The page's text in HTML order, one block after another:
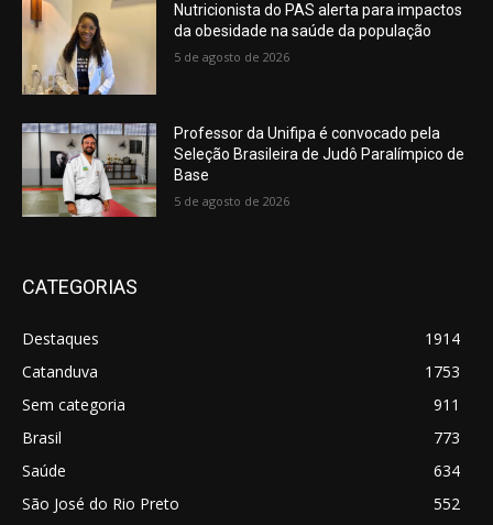
Nutricionista do PAS alerta para impactos
da obesidade na saúde da população
5 de agosto de 2026
Professor da Unifipa é convocado pela
Seleção Brasileira de Judô Paralímpico de
Base
5 de agosto de 2026
CATEGORIAS
Destaques
1914
Catanduva
1753
Sem categoria
911
Brasil
773
Saúde
634
São José do Rio Preto
552